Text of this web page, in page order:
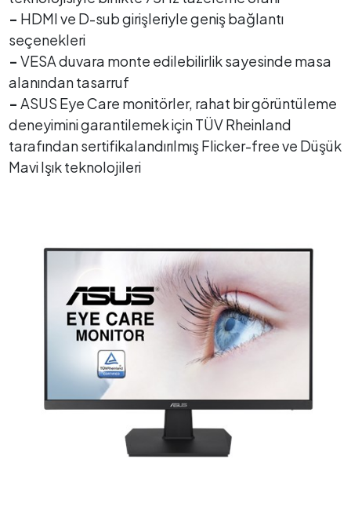
- HDMI ve D-sub girişleriyle geniş bağlantı
seçenekleri
- VESA duvara monte edilebilirlik sayesinde masa
alanından tasarruf
- ASUS Eye Care monitörler, rahat bir görüntüleme
deneyimini garantilemek için TÜV Rheinland
tarafından sertifikalandırılmış Flicker-free ve Düşük
Mavi Işık teknolojileri